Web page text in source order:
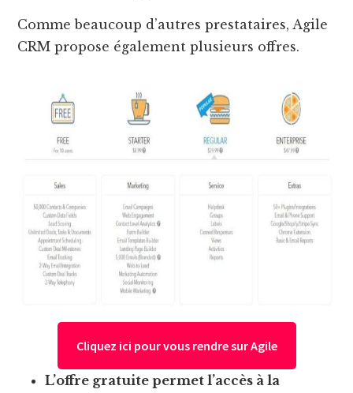
Comme beaucoup d’autres prestataires, Agile
CRM propose également plusieurs offres.
Cliquez ici pour vous rendre sur Agile
L’offre gratuite permet l’accès à la